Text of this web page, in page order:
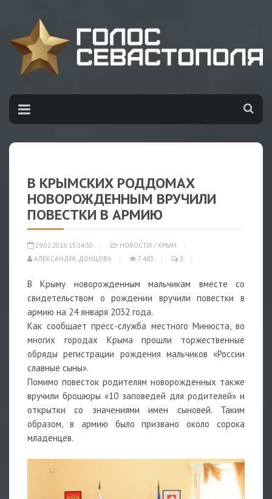
В КРЫМСКИХ РОДДОМАХ
НОВОРОЖДЕННЫМ ВРУЧИЛИ
ПОВЕСТКИ В АРМИЮ
29.02.2016 15:24:30 НОВОСТИ / КРЫМ
АЛЕКСАНДРА ДОНЦОВА
7 483 3
В Крыму новорожденным мальчикам вместе со
свидетельством о рождении вручили повестки в
армию на 24 января 2032 года.
Как сообщает пресс-служба местного Минюста, во
многих городах Крыма прошли торжественные
обряды регистрации рождения мальчиков «России
славные сыны».
Помимо повесток родителям новорожденных также
вручили брошюры «10 заповедей для родителей» и
открытки со значениями имен сыновей. Таким
образом, в армию было призвано около сорока
младенцев.